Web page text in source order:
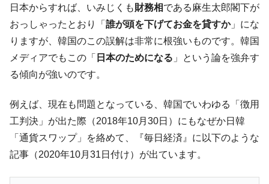
『Money1』
『韓国銀行』が「金の保有量を増やしま
す」⇒「金を経由するドル入手」手段ではないのか？
『Money1』
韓国･外為取引量「1日当たり1,214.4億ド
ル」まで拡大 ⇒ 海外資金の動きに強く左右される状態
い「50.5％」に上昇
『Money1』
韓国大統領府ボンクラ政策室長が告発され
た ⇒ 国家が行った恐るべき株価操作であり、空前の国政壟
断
動」
日本からすれば、いみじくも財務相である麻生太郎閣下が
おっしゃったとおり「 誰が頭を下げてお金を貸すか」にな
りますが、韓国のこの誤解は非常に根強いものです。韓国
メディアでもこの「 日本のためになる 」という論を強弁す
る傾向が強いのです。
例えば、現在も問題となっている、韓国でいわゆる「徴用
工判決」が出た際（2018年10月30日）にもなぜか日韓
「通貨スワップ」を絡めて、『毎日経済』に以下のような
記事（2020年10月31日付け）が出ています。